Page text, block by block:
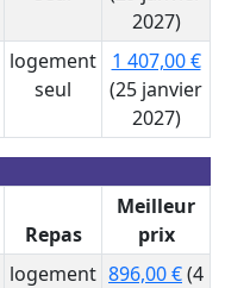
2027)
logement
seul
1 407,00 €
(25 janvier
2027)
Repas
Meilleur
prix
logement 896,00 €(4